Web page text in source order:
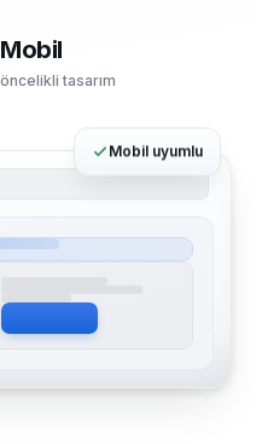
Mobil
öncelikli tasarım
Mobil uyumlu